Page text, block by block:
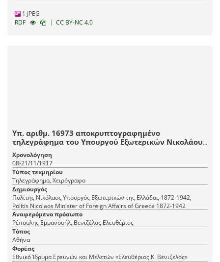
1 JPEG
RDF
| CC BY-NC 4.0
Υπ. αριθμ. 16973 αποκρυπτογραφημένο
τηλεγράφημα του Υπουργού Εξωτερικών Νικολάου
Πολίτη με αποδέκτη την Ελληνική Πρεσβεία στο
Λονδίνο με το οποίο μεταφέρει μήνυμα του
Εμμανουήλ Ρέπουλη, Αντιπροέδρου της Κυβέρνησης
προς τoν Πρωθυπουργό Ελευθέριο Βενιζέλο σχετικά
με τις μεγάλες ανάγκες της χώρας σε κάρβουνο και
λιγνίτη και τον παρακαλούν να κάνει όλες τις
απαραίτητες ενέργειες για να επανέλθουν τα
ορυχεία λιγνίτη της Κύμης υπό ελληνικό έλεγχο, η
παραγωγή των οποίων διακρατούν οι Σύμμαχοι.
Χρονολόγηση
08-21/11/1917
Τύπος τεκμηρίου
Τηλεγράφημα, Χειρόγραφο
Δημιουργός
Πολίτης Νικόλαος Υπουργός Εξωτερικών της Ελλάδας 1872-1942,
Politis Nicolaos Minister of Foreign Affairs of Greece 1872-1942
Αναφερόμενο πρόσωπο
Ρέπουλης Εμμανουήλ, Βενιζέλος Ελευθέριος
Τόπος
Αθήνα
Φορέας
Εθνικό Ίδρυμα Ερευνών και Μελετών «Ελευθέριος Κ. Βενιζέλος»